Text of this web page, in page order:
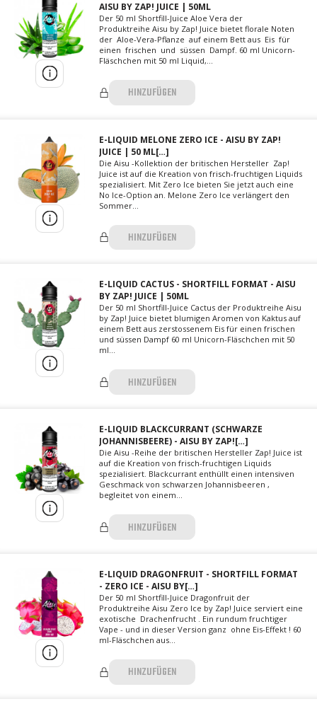
AISU BY ZAP! JUICE | 50ML
Der 50 ml Shortfill-Juice Aloe Vera der
Produktreihe Aisu by Zap! Juice bietet florale Noten
der Aloe-Vera-Pflanze auf einem Bett aus Eis für
einen frischen und süssen Dampf. 60 ml Unicorn-
Fläschchen mit 50 ml Liquid,...
HINZUFÜGEN
E-LIQUID MELONE ZERO ICE - AISU BY ZAP!
JUICE | 50 ML[…]
Die Aisu -Kollektion der britischen Hersteller Zap!
Juice ist auf die Kreation von frisch-fruchtigen Liquids
spezialisiert. Mit Zero Ice bieten Sie jetzt auch eine
No Ice-Option an. Melone Zero Ice verlängert den
Sommer...
HINZUFÜGEN
E-LIQUID CACTUS - SHORTFILL FORMAT - AISU
BY ZAP! JUICE | 50ML
Der 50 ml Shortfill-Juice Cactus der Produktreihe Aisu
by Zap! Juice bietet blumigen Aromen von Kaktus auf
einem Bett aus zerstossenem Eis für einen frischen
und süssen Dampf 60 ml Unicorn-Fläschchen mit 50
ml...
HINZUFÜGEN
E-LIQUID BLACKCURRANT (SCHWARZE
JOHANNISBEERE) - AISU BY ZAP![…]
Die Aisu -Reihe der britischen Hersteller Zap! Juice ist
auf die Kreation von frisch-fruchtigen Liquids
spezialisiert. Blackcurrant enthüllt einen intensiven
Geschmack von schwarzen Johannisbeeren ,
begleitet von einem...
HINZUFÜGEN
E-LIQUID DRAGONFRUIT - SHORTFILL FORMAT
- ZERO ICE - AISU BY[…]
Der 50 ml Shortfill-Juice Dragonfruit der
Produktreihe Aisu Zero Ice by Zap! Juice serviert eine
exotische Drachenfrucht . Ein rundum fruchtiger
Vape - und in dieser Version ganz ohne Eis-Effekt ! 60
ml-Fläschchen aus...
HINZUFÜGEN